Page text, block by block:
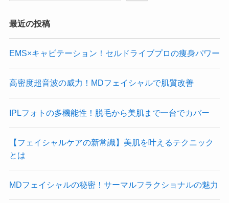
最近の投稿
EMS×キャビテーション！セルドライブプロの痩身パワー
高密度超音波の威力！MDフェイシャルで肌質改善
IPLフォトの多機能性！脱毛から美肌まで一台でカバー
【フェイシャルケアの新常識】美肌を叶えるテクニック
とは
MDフェイシャルの秘密！サーマルフラクショナルの魅力